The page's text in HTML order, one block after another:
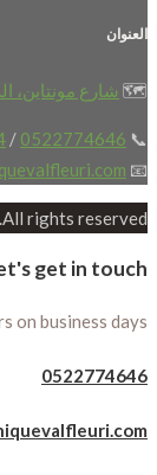
العنوان
🗺️ شارع مونتاين، الدار
📞
0522774646
/
📧
All rights reserved.
get in touch
on business days.
0522774646